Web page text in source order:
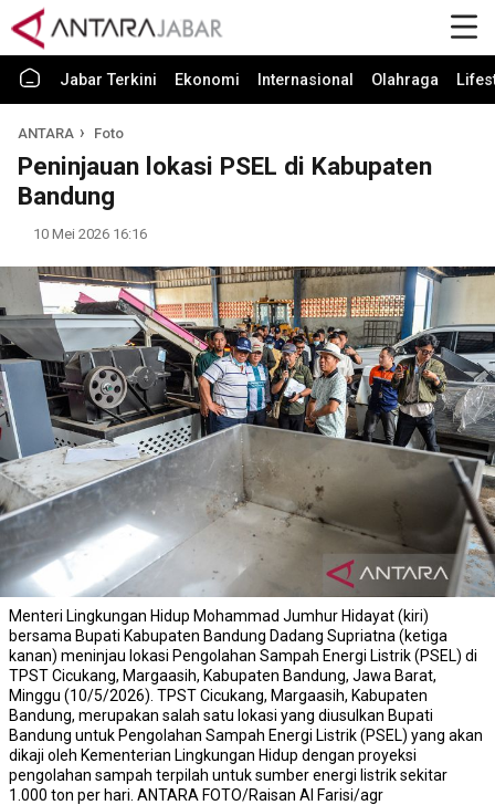
Jabar Terkini Ekonomi Internasional Olahraga
ANTARA Foto
Peninjauan lokasi PSEL di Kabupaten
Bandung
10 Mei 2026 16:16
Menteri Lingkungan Hidup Mohammad Jumhur Hidayat (kiri)
bersama Bupati Kabupaten Bandung Dadang Supriatna (ketiga
kanan) meninjau lokasi Pengolahan Sampah Energi Listrik (PSEL) di
TPST Cicukang, Margaasih, Kabupaten Bandung, Jawa Barat,
Minggu (10/5/2026). TPST Cicukang, Margaasih, Kabupaten
Bandung, merupakan salah satu lokasi yang diusulkan Bupati
Bandung untuk Pengolahan Sampah Energi Listrik (PSEL) yang akan
dikaji oleh Kementerian Lingkungan Hidup dengan proyeksi
pengolahan sampah terpilah untuk sumber energi listrik sekitar
1.000 ton per hari. ANTARA FOTO/Raisan Al Farisi/agr